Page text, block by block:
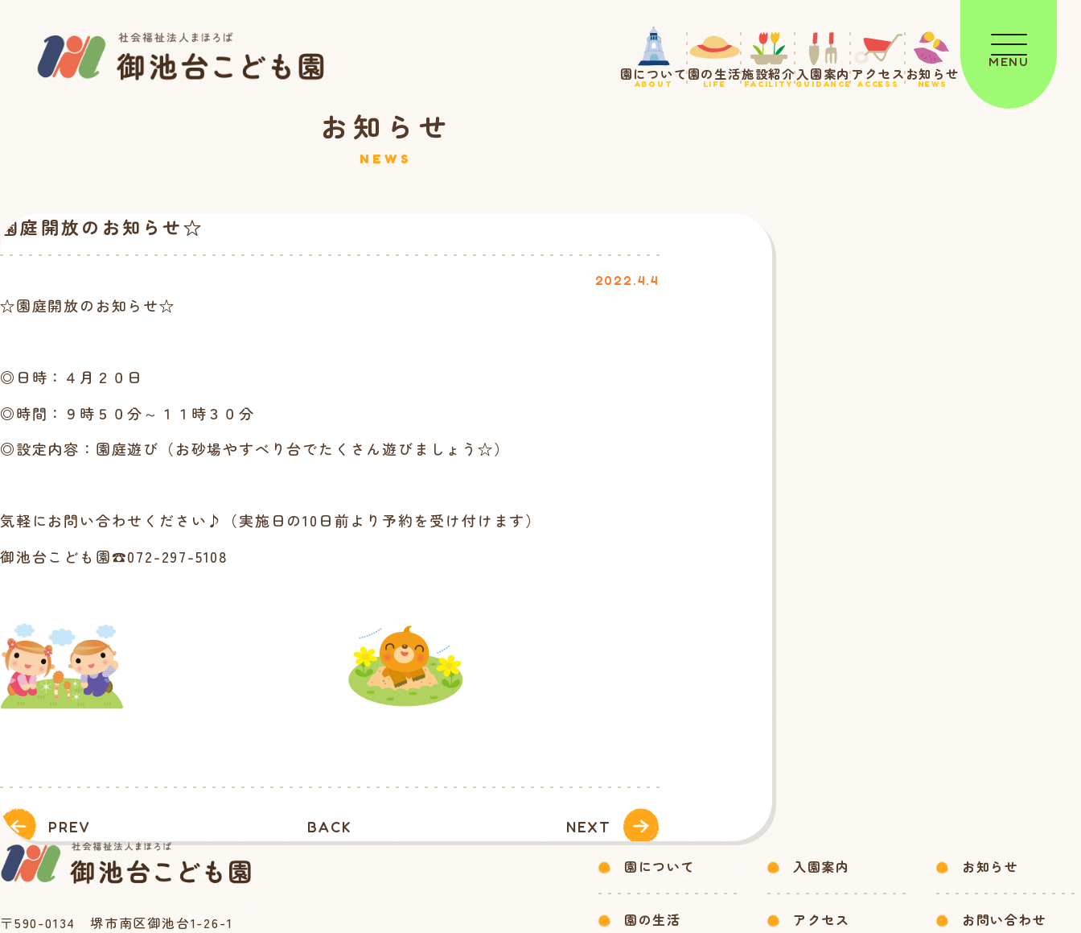
園について
ABOUT
園の生活
LIFE
施設紹介
FACILITY
入園案内
GUIDANCE
アクセス
ACCESS
お知らせ
NEWS
MENU
お知らせ
NEWS
園庭開放のお知らせ☆
2022.4.4
☆園庭開放のお知らせ☆
◎日時：４月２０日
◎時間：９時５０分～１１時３０分
◎設定内容：園庭遊び（お砂場やすべり台でたくさん遊びましょう☆）
気軽にお問い合わせください♪（実施日の10日前より予約を受け付けます）
御池台こども園☎072-297-5108
BACK
PREV NEXT
〒590-0134 堺市南区御池台1-26-1
園について
園の生活
入園案内
アクセス
お知らせ
お問い合わせ